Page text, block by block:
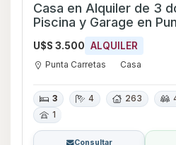
Casa en Alquiler de 3
Piscina y Garage en
Montevideo
U$S 3.500 ALQUILER
Punta Carretas Casa
3 4 263
1
Consultar